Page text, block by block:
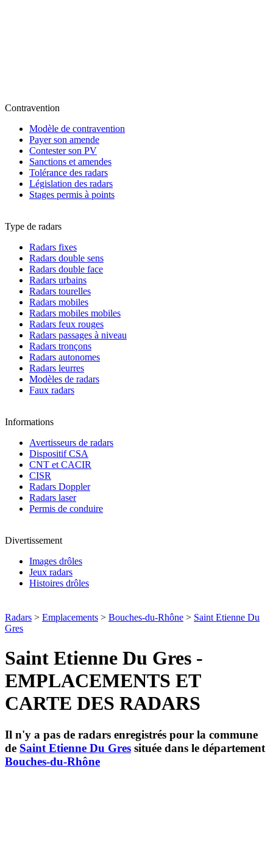
Contravention
Modèle de contravention
Payer son amende
Contester son PV
Sanctions et amendes
Tolérance des radars
Législation des radars
Stages permis à points
Type de radars
Radars fixes
Radars double sens
Radars double face
Radars urbains
Radars tourelles
Radars mobiles
Radars mobiles mobiles
Radars feux rouges
Radars passages à niveau
Radars tronçons
Radars autonomes
Radars leurres
Modèles de radars
Faux radars
Informations
Avertisseurs de radars
Dispositif CSA
CNT et CACIR
CISR
Radars Doppler
Radars laser
Permis de conduire
Divertissement
Images drôles
Jeux radars
Histoires drôles
Radars > Emplacements > Bouches-du-Rhône > Saint Etienne Du
Gres
Saint Etienne Du Gres -
EMPLACEMENTS ET
CARTE DES RADARS
Il n'y a pas de radars enregistrés pour la commune
de Saint Etienne Du Gres située dans le département
Bouches-du-Rhône